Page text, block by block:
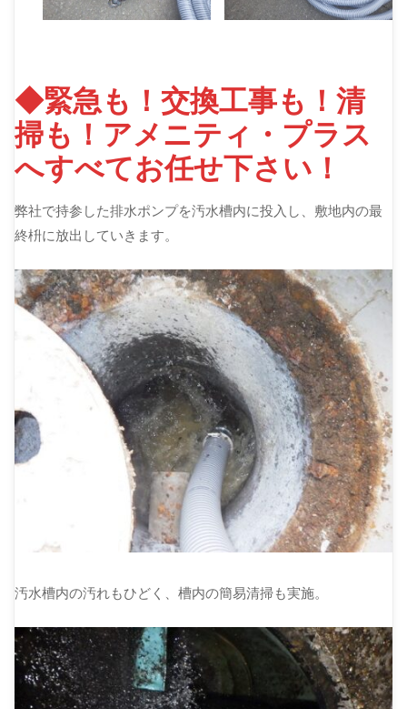
◆緊急も！交換工事も！清
掃も！アメニティ・プラス
へすべてお任せ下さい！
弊社で持参した排水ポンプを汚水槽内に投入し、敷地内の最
終枡に放出していきます。
汚水槽内の汚れもひどく、槽内の簡易清掃も実施。